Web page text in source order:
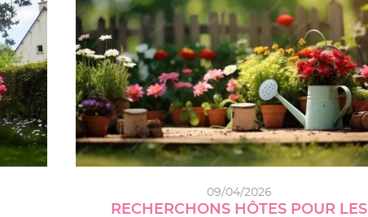
09/04/2026
RECHERCHONS HÔTES POUR LES